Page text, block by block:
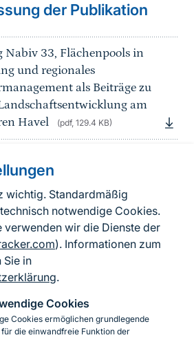
wichtig. Standardmäßig
notwendige Cookies.
verwenden wir die Dienste der
). Informationen zum
Sie in
.
Cookies
Cookies ermöglichen grundlegende
die einwandfreie Funktion der
der Publikation
Nabiv 33, Flächenpools in
und regionales
als Beiträge zu
am
Havel
(pdf, 129.4 KB)
Seite
Kontakt zum BfN
zur Barrierefreiheit
Impressum
Datenschutz